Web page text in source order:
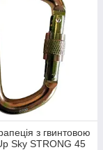
з гвинтовою
Sky STRONG 45